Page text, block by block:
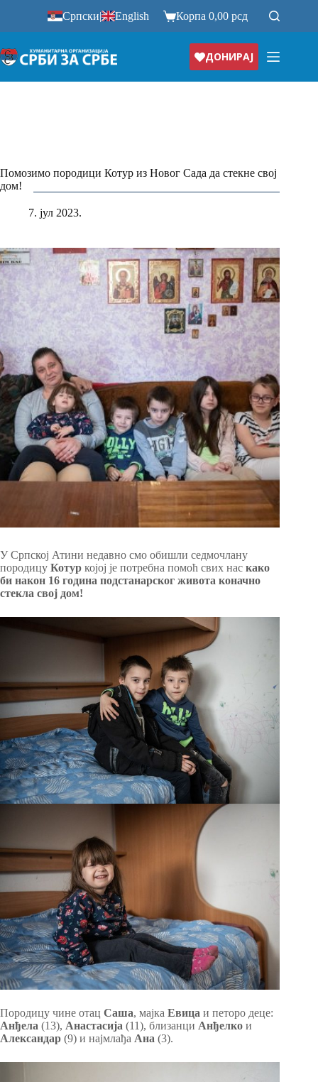
Српски| English Корпа0,00рсд
ДОНИРАЈ
Помозимо породици Котур из Новог Сада да стекне свој
дом!
7. јул 2023.
У Српској Атини недавно смо обишли седмочлану
породицу Котур којој је потребна помоћ свих нас како
би након 16 година подстанарског живота коначно
стекла свој дом!
Породицу чине отац Саша, мајка Евица и петоро деце:
Анђела (13), Анастасија (11), близанци Анђелко и
Александар (9) и најмлађа Ана (3).